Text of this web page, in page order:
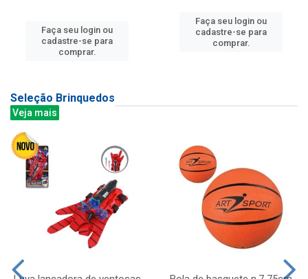
Faça seu login ou
cadastre-se para
comprar.
Faça seu login ou
cadastre-se para
comprar.
Seleção Brinquedos
Veja mais